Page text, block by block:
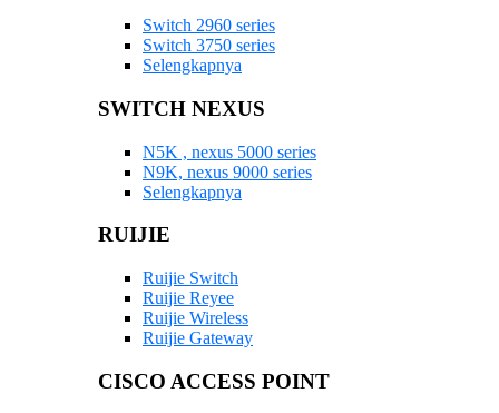
Switch 2960 series
Switch 3750 series
Selengkapnya
SWITCH NEXUS
N5K , nexus 5000 series
N9K, nexus 9000 series
Selengkapnya
RUIJIE
Ruijie Switch
Ruijie Reyee
Ruijie Wireless
Ruijie Gateway
CISCO ACCESS POINT